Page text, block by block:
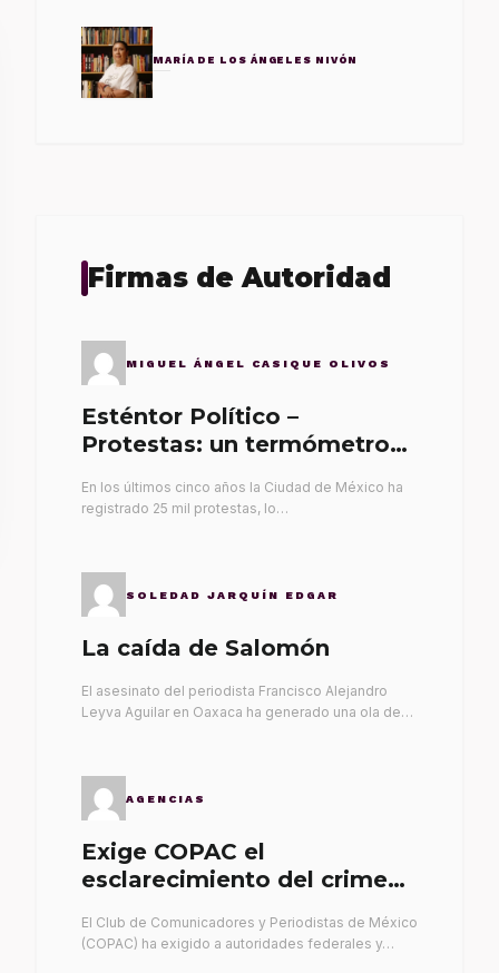
MARÍA DE LOS ÁNGELES NIVÓN
Firmas de Autoridad
MIGUEL ÁNGEL CASIQUE OLIVOS
Esténtor Político –
Protestas: un termómetro
En los últimos cinco años la Ciudad de México ha
registrado 25 mil protestas, lo…
SOLEDAD JARQUÍN EDGAR
La caída de Salomón
El asesinato del periodista Francisco Alejandro
Leyva Aguilar en Oaxaca ha generado una ola de…
AGENCIAS
Exige COPAC el
esclarecimiento del crimen
El Club de Comunicadores y Periodistas de México
(COPAC) ha exigido a autoridades federales y…